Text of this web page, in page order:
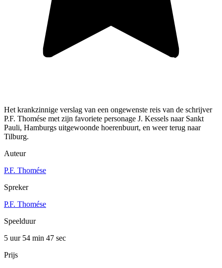
Het krankzinnige verslag van een ongewenste reis van de schrijver
P.F. Thomése met zijn favoriete personage J. Kessels naar Sankt
Pauli, Hamburgs uitgewoonde hoerenbuurt, en weer terug naar
Tilburg.
Auteur
P.F. Thomése
Spreker
P.F. Thomése
Speelduur
5 uur 54 min 47 sec
Prijs